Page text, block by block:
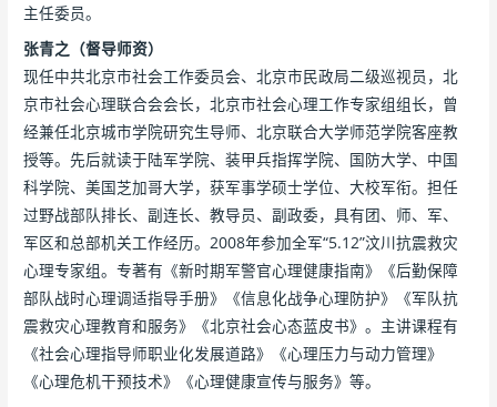
主任委员。
张青之（督导师资）
现任中共北京市社会工作委员会、北京市民政局二级巡视员，北
京市社会心理联合会会长，北京市社会心理工作专家组组长，曾
经兼任北京城市学院研究生导师、北京联合大学师范学院客座教
授等。先后就读于陆军学院、装甲兵指挥学院、国防大学、中国
科学院、美国芝加哥大学，获军事学硕士学位、大校军衔。担任
过野战部队排长、副连长、教导员、副政委，具有团、师、军、
军区和总部机关工作经历。2008年参加全军“5.12”汶川抗震救灾
心理专家组。专著有《新时期军警官心理健康指南》《后勤保障
部队战时心理调适指导手册》《信息化战争心理防护》《军队抗
震救灾心理教育和服务》《北京社会心态蓝皮书》。主讲课程有
《社会心理指导师职业化发展道路》《心理压力与动力管理》
《心理危机干预技术》《心理健康宣传与服务》等。